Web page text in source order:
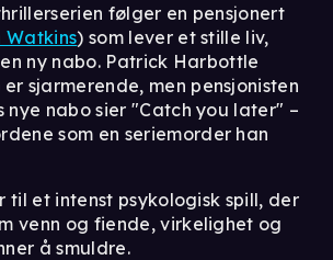
følger en pensjonert
Watkins) som lever et stille liv,
ny nabo. Patrick Harbottle
er sjarmerende, men pensjonisten
nye nabo sier "Catch you later" –
som en seriemorder han
til et intenst psykologisk spill, der
venn og fiende, virkelighet og
å smuldre.